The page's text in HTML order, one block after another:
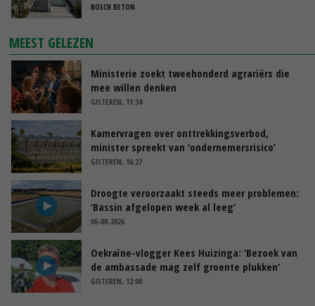
BOSCH BETON
MEEST GELEZEN
Ministerie zoekt tweehonderd agrariërs die
mee willen denken
GISTEREN, 11:34
Kamervragen over onttrekkingsverbod,
minister spreekt van ‘ondernemersrisico’
GISTEREN, 16:27
Droogte veroorzaakt steeds meer problemen:
‘Bassin afgelopen week al leeg’
06-08-2026
Oekraïne-vlogger Kees Huizinga: ‘Bezoek van
de ambassade mag zelf groente plukken’
GISTEREN, 12:00